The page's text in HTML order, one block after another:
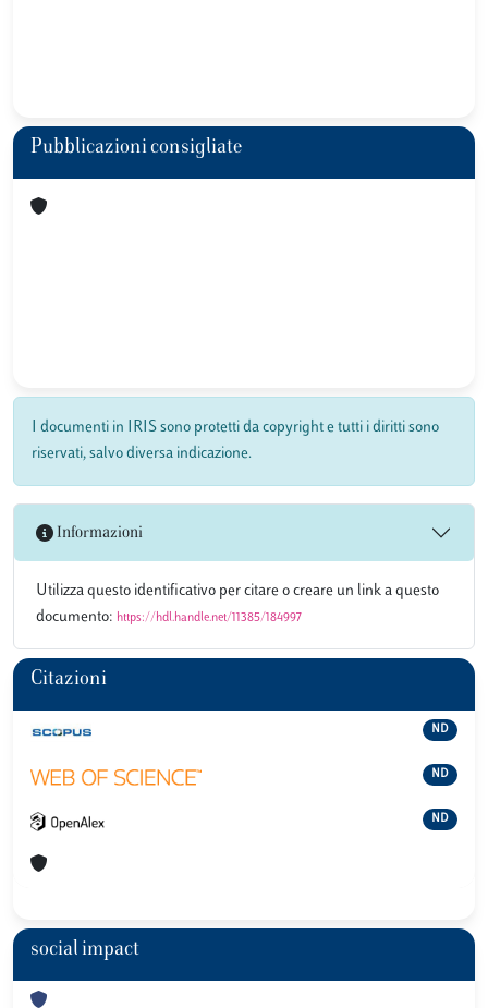
Pubblicazioni consigliate
I documenti in IRIS sono protetti da copyright e tutti i diritti sono
riservati, salvo diversa indicazione.
Informazioni
Utilizza questo identificativo per citare o creare un link a questo
documento: https://hdl.handle.net/11385/184997
Citazioni
ND
ND
ND
social impact